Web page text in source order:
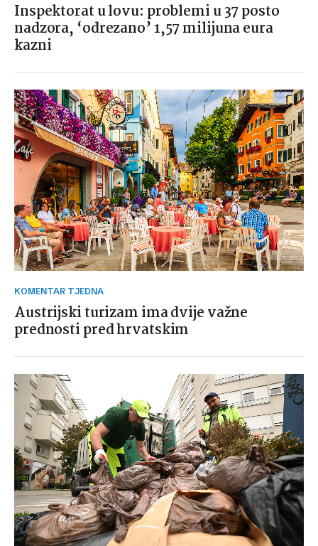
Inspektorat u lovu: problemi u 37 posto
nadzora, ‘odrezano’ 1,57 milijuna eura
kazni
KOMENTAR TJEDNA
Austrijski turizam ima dvije važne
prednosti pred hrvatskim